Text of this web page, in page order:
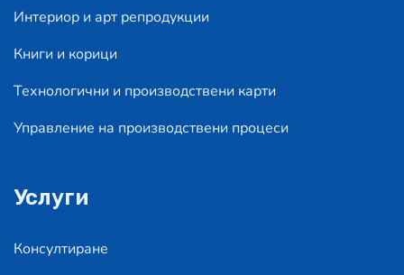
Интериор и арт репродукции
Книги и корици
Технологични и производствени карти
Управление на производствени процеси
Услуги
Консултиране